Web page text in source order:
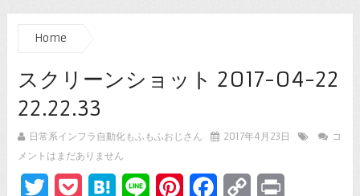
Home
スクリーンショット 2017-04-22
22.22.33
日常系インフラ自動化もふもふおじさん 2017年4月23日
コ
メントはまだありません
TwitterPocketHatenaLine PinterestFacebook
Copy